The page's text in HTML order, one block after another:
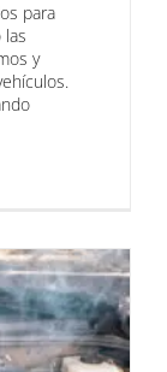
para
y